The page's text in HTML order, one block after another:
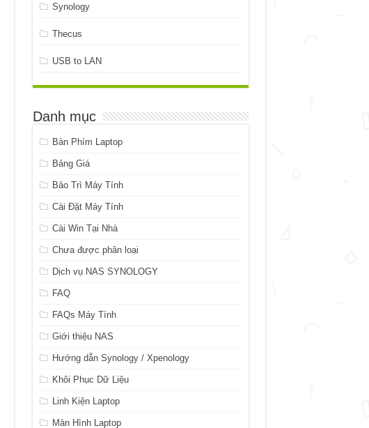
Synology
Thecus
USB to LAN
Danh mục
Bàn Phím Laptop
Bảng Giá
Bảo Trì Máy Tính
Cài Đặt Máy Tính
Cài Win Tại Nhà
Chưa được phân loại
Dịch vụ NAS SYNOLOGY
FAQ
FAQs Máy Tính
Giới thiệu NAS
Hướng dẫn Synology / Xpenology
Khôi Phục Dữ Liệu
Linh Kiện Laptop
Màn Hình Laptop